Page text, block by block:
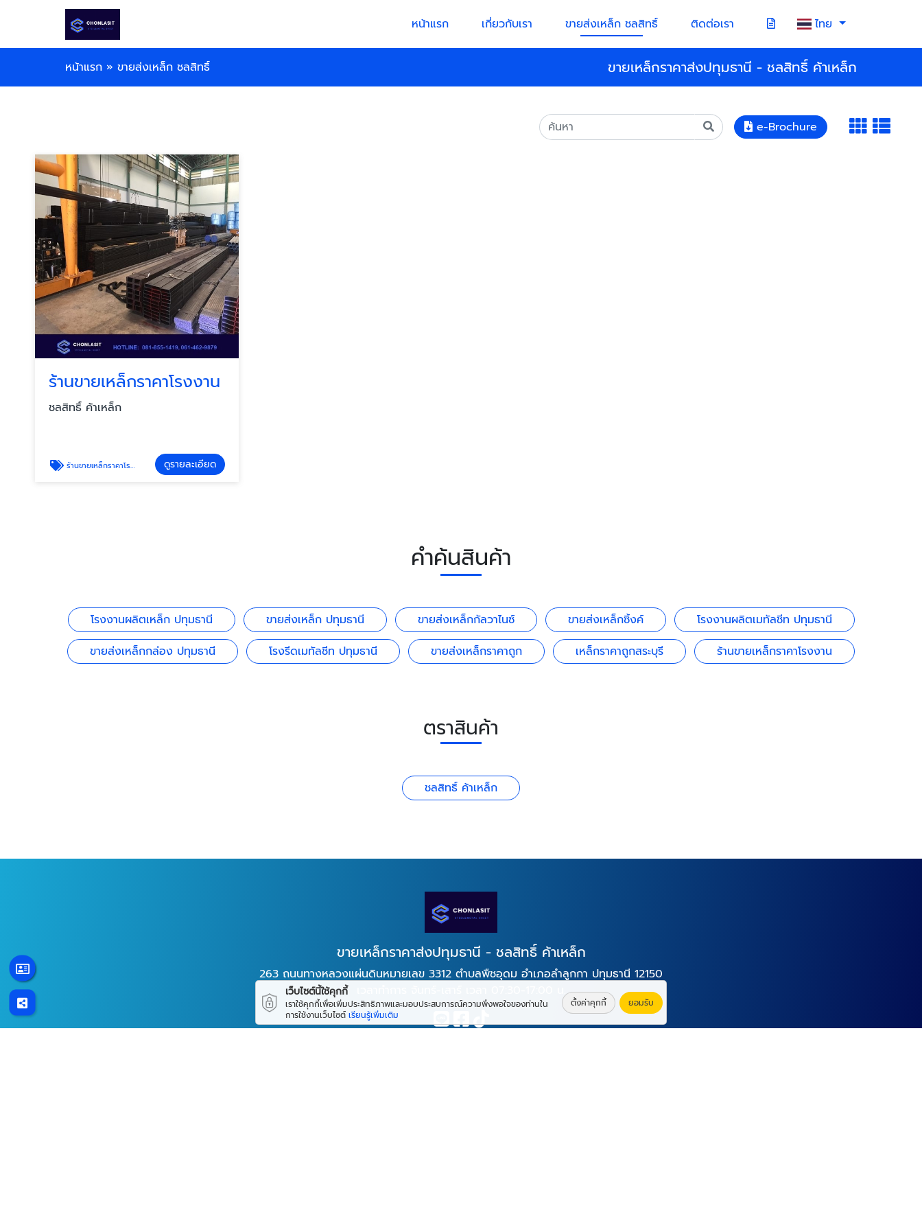
หน้าแรก เกี่ยวกับเรา ขายส่งเหล็ก ชลสิทธิ์ ติดต่อเรา ไทย
หน้าแรก » ขายส่งเหล็ก ชลสิทธิ์ ขายเหล็กราคาส่งปทุมธานี - ชลสิทธิ์ ค้าเหล็ก
e-Brochure
ร้านขายเหล็กราคาโรงงาน
ชลสิทธิ์ ค้าเหล็ก
ร้านขายเหล็กราคาโรงงาน ดูรายละเอียด
คำค้นสินค้า
โรงงานผลิตเหล็ก ปทุมธานี ขายส่งเหล็ก ปทุมธานี ขายส่งเหล็กกัลวาไนซ์ ขายส่งเหล็กซิ้งค์
โรงงานผลิตเมทัลชีท ปทุมธานี
ขายส่งเหล็กกล่อง ปทุมธานี
โรงรีดเมทัลชีท ปทุมธานี ขายส่งเหล็กราคาถูก เหล็กราคาถูกสระบุรี ร้านขายเหล็กราคาโรงงาน
ตราสินค้า
ชลสิทธิ์ ค้าเหล็ก
ขายเหล็กราคาส่งปทุมธานี - ชลสิทธิ์ ค้าเหล็ก
263 ถนนทางหลวงแผ่นดินหมายเลข 3312 ตำบลพืชอุดม อำเภอลำลูกกา ปทุมธานี 12150
เว็บไซต์นี้ใช้คุกกี้
เราใช้คุกกี้เพื่อเพิ่มประสิทธิภาพและมอบประสบการณ์ความพึงพอใจของท่านใน
การใช้งานเว็บไซต์ เรียนรู้เพิ่มเติม
ตั้งค่าคุกกี้ ยอมรับ